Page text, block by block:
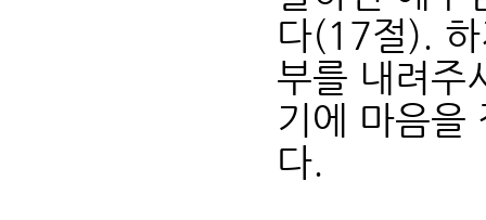
다(17절).
부를 내려주
기에 마음을
다.